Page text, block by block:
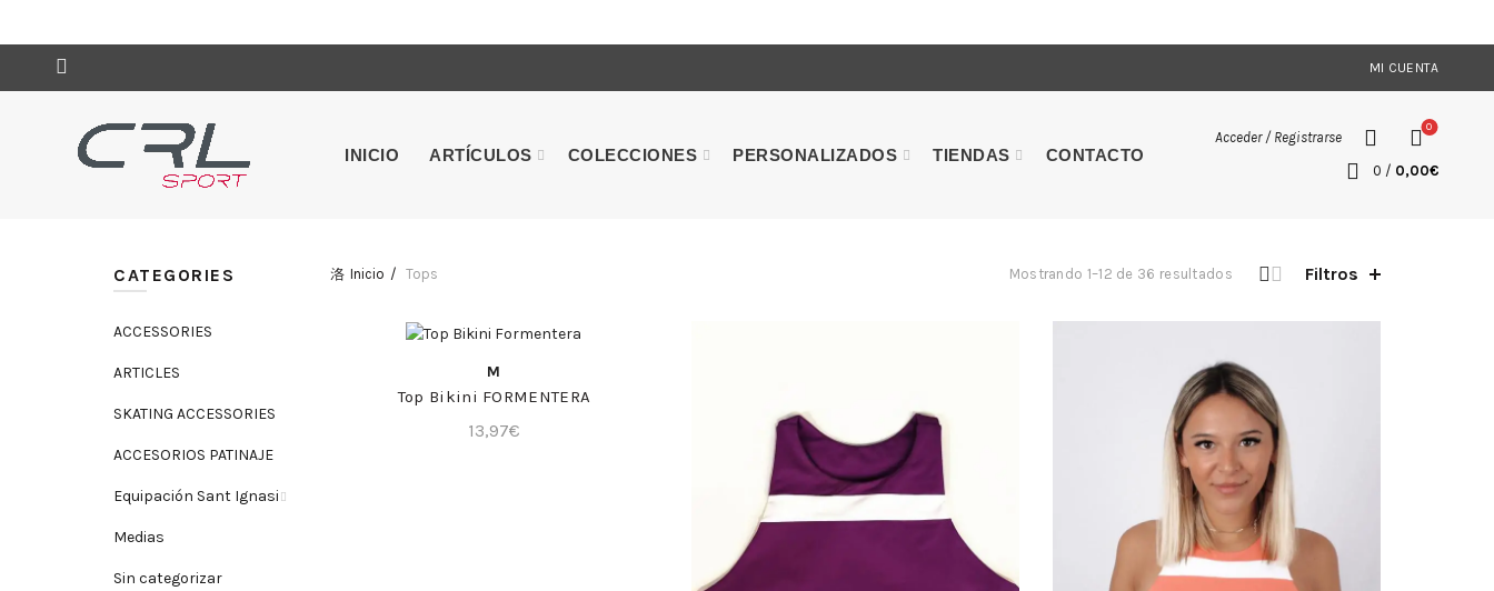
MI CUENTA
INICIO ARTÍCULOS COLECCIONES PERSONALIZADOS TIENDAS CONTACTO
Acceder / Registrarse
0
0 / 0,00€
Inicio Tops Mostrando 1–12 de 36 resultados Ordenado
los
Filtros
COMPRA RÁPIDA
M
Top Bikini FORMENTERA
13,97€
CATEGORIES
ACCESSORIES
ARTICLES
SKATING ACCESSORIES
ACCESORIOS PATINAJE
Equipación Sant Ignasi
Medias
Sin categorizar